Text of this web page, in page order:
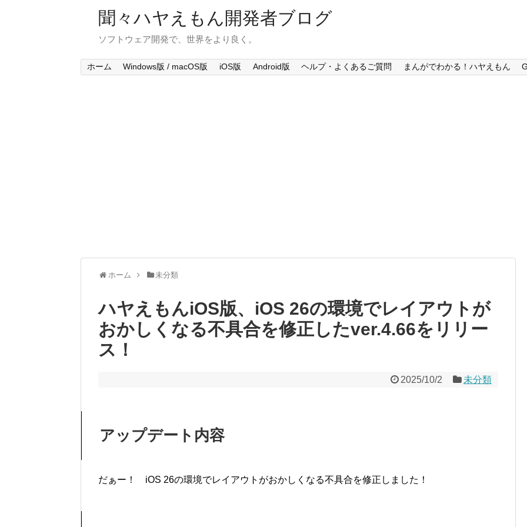
聞々ハヤえもん開発者ブログ
ソフトウェア開発で、世界をより良く。
ホーム Windows版 / macOS版 iOS版 Android版 ヘルプ・よくあるご質問 まんがでわかる！ハヤえもん
ホーム 未分類
ハヤえもんiOS版、iOS 26の環境でレイアウトが
おかしくなる不具合を修正したver.4.66をリリー
ス！
2025/10/2 未分類
アップデート内容
だぁー！ iOS 26の環境でレイアウトがおかしくなる不具合を修正しました！